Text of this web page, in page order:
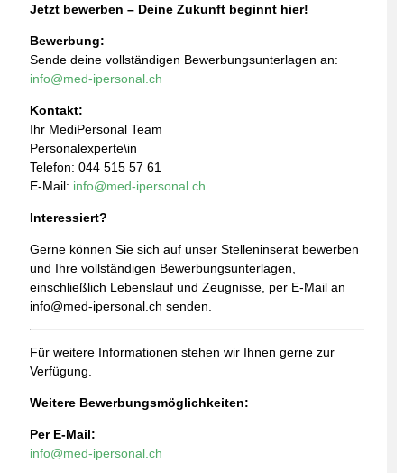
Jetzt bewerben – Deine Zukunft beginnt hier!
Bewerbung:
Sende deine vollständigen Bewerbungsunterlagen an:
info@med-ipersonal.ch
Kontakt:
Ihr MediPersonal Team
Personalexperte\in
Telefon: 044 515 57 61
E-Mail: info@med-ipersonal.ch
Interessiert?
Gerne können Sie sich auf unser Stelleninserat bewerben
und Ihre vollständigen Bewerbungsunterlagen,
einschließlich Lebenslauf und Zeugnisse, per E-Mail an
info@med-ipersonal.ch senden.
Für weitere Informationen stehen wir Ihnen gerne zur
Verfügung.
Weitere Bewerbungsmöglichkeiten:
Per E-Mail:
info@med-ipersonal.ch